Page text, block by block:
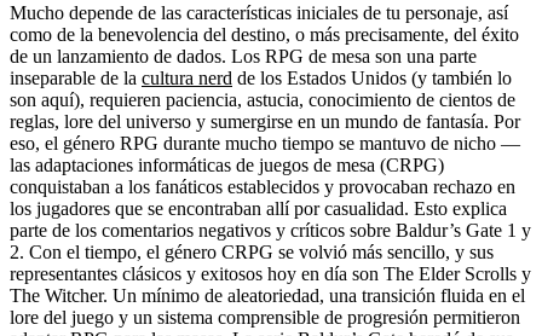
Mucho depende de las características iniciales de tu personaje, así
como de la benevolencia del destino, o más precisamente, del éxito
de un lanzamiento de dados. Los RPG de mesa son una parte
inseparable de la cultura nerd de los Estados Unidos (y también lo
son aquí), requieren paciencia, astucia, conocimiento de cientos de
reglas, lore del universo y sumergirse en un mundo de fantasía. Por
eso, el género RPG durante mucho tiempo se mantuvo de nicho —
las adaptaciones informáticas de juegos de mesa (CRPG)
conquistaban a los fanáticos establecidos y provocaban rechazo en
los jugadores que se encontraban allí por casualidad. Esto explica
parte de los comentarios negativos y críticos sobre Baldur’s Gate 1 y
2. Con el tiempo, el género CRPG se volvió más sencillo, y sus
representantes clásicos y exitosos hoy en día son The Elder Scrolls y
The Witcher. Un mínimo de aleatoriedad, una transición fluida en el
lore del juego y un sistema comprensible de progresión permitieron